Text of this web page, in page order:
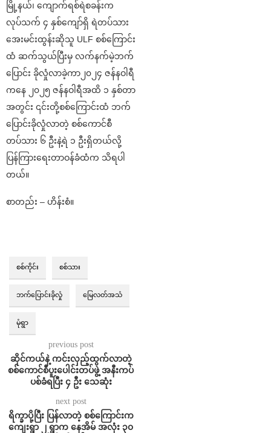
မြို့နယ်၊ ကျောက်ရစ်ရဲစခန်းက
လုပ်သက် ၄ နှစ်ကျော်ရှိ ရဲတပ်သား
အေးမင်းထွန်းဆိုသူ ULF စစ်ကြောင်း
ထံ ဆက်သွယ်ပြီးမှ လက်နက်မဲ့ဘက်
ပြောင်း ခိုလှုံလာခဲ့ကာ၂၀၂၄ ဇန်နဝါရီ
ကနေ ၂၀၂၅ ဇန်နဝါရီအထိ ၁ နှစ်တာ
အတွင်း ၎င်းတို့စစ်ကြောင်းထံ ဘက်
ပြောင်းခိုလှုံလာတဲ့ စစ်ကောင်စီ
တပ်သား ၆ ဦးနဲ့ရဲ ၁ ဦးရှိတယ်လို့
ပြန်ကြားရေးတာဝန်ခံထံက သိရပါ
တယ်။
စာတည်း – ဟိန်းစံ။
စစ်ကိုင်း စစ်သား
ဘက်ပြောင်းခိုလှုံ မြေလတ်အသံ
မုံရွာ
previous post
ဆိုင်ကယ်နဲ့ ကင်းလှည့်ထွက်လာတဲ့
စစ်ကောင်စီပူးပေါင်းတပ်ဖွဲ့ အနီးကပ်
ပစ်ခံရပြီး ၄ ဦး သေဆုံး
next post
ရိက္ခာပို့ပြီး ပြန်လာတဲ့ စစ်ကြောင်းက
ကျေးရွာ ၂ ရွာက နေအိမ် အလုံး ၃၀